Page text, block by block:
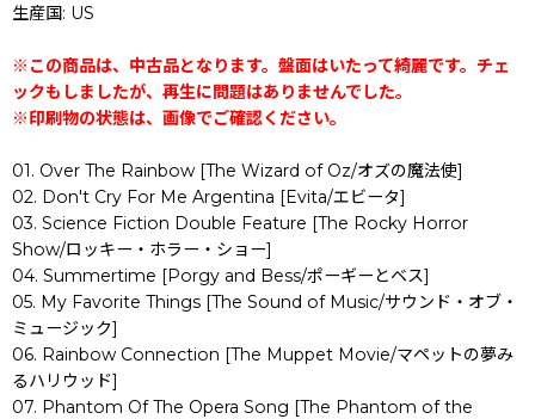
生産国: US
※この商品は、中古品となります。盤面はいたって綺麗です。チェ
ックもしましたが、再生に問題はありませんでした。
※印刷物の状態は、画像でご確認ください。
01. Over The Rainbow [The Wizard of Oz/オズの魔法使]
02. Don't Cry For Me Argentina [Evita/エビータ]
03. Science Fiction Double Feature [The Rocky Horror
Show/ロッキー・ホラー・ショー]
04. Summertime [Porgy and Bess/ポーギーとベス]
05. My Favorite Things [The Sound of Music/サウンド・オブ・
ミュージック]
06. Rainbow Connection [The Muppet Movie/マペットの夢み
るハリウッド]
07. Phantom Of The Opera Song [The Phantom of the